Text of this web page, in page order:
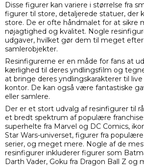
Disse figurer kan variere i størrelse fra
figurer til store, detaljerede statuer,
store. De er ofte håndmalet for at sikre
nøjagtighed og kvalitet. Nogle
udgaver, hvilket gør dem til meget
samlerobjekter.
Resinfigurerne er en måde for fans at
kærlighed til deres yndlingsfilm og
at bringe deres yndlingskarakterer til
kontor. De kan også være fantastiske
eller samlere.
Der er et stort udvalg af resinfigurer til
et bredt spektrum af populære
superhelte fra Marvel og DC Comics,
Star Wars-universet, figurer fra
serier, og meget mere. Nogle af de
resinfigurer inkluderer figurer som
Darth Vader, Goku fra Dragon Ball Z og